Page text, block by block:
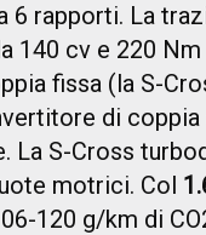
6 rapporti. La
140 cv e 220
fissa (la S-
di
La S-Cross
motrici. Col
120 g/km di